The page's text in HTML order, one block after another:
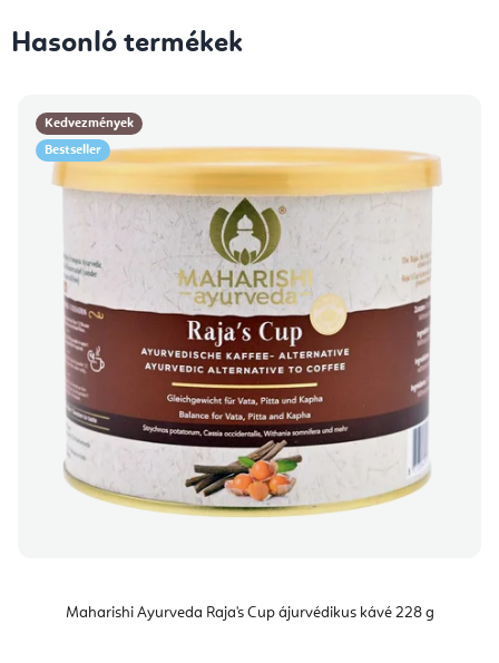
Hasonló termékek
Kedvezmények
Bestseller
Maharishi Ayurveda Raja's Cup ájurvédikus kávé 228 g